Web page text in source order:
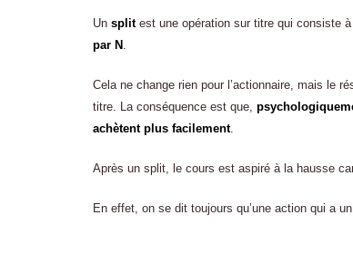
Un splitest une opération sur titre qui consiste à
par N .
Cela ne change rien pour l’actionnaire, mais le
titre. La conséquence est que,
achètent plus facilement.
Après un split, le cours est aspiré à la hausse
En effet, on se dit toujours qu’une action qui a